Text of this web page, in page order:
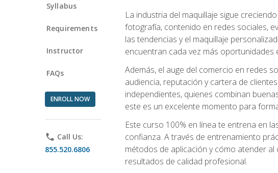
Syllabus
Requirements
Instructor
FAQs
ENROLL NOW
phone Call Us:
855.520.6806
La industria del maquillaje sigue
fotografía, contenido en redes sociales,
las tendencias y el maquillaje
encuentran cada vez más
Además, el auge del comercio en redes
audiencia, reputación y cartera de
independientes, quienes combinan
este es un excelente momento para
Este curso 100% en línea te entrena en
confianza. A través de entrenamiento
métodos de aplicación y cómo atender
resultados de calidad profesional.